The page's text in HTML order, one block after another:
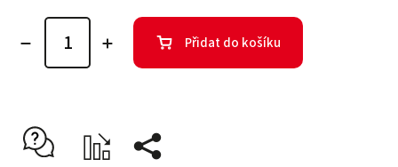
Přidat do košíku